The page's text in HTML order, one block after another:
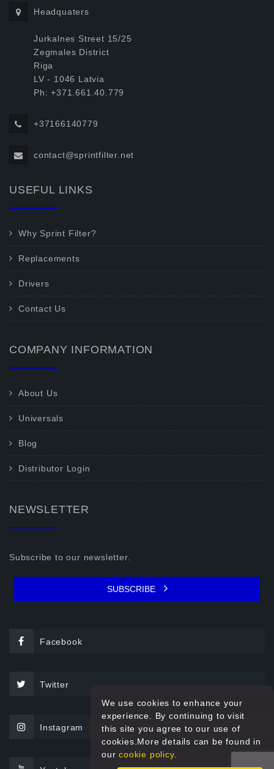
Headquaters
Jurkalnes Street 15/25
Zegmales District
Riga
LV - 1046 Latvia
Ph: +371.661.40.779
+37166140779
contact@sprintfilter.net
USEFUL LINKS
Why Sprint Filter?
Replacements
Drivers
Contact Us
COMPANY INFORMATION
About Us
Universals
Blog
Distributor Login
NEWSLETTER
Subscribe to our newsletter.
SUBSCRIBE
Facebook
Twitter
Instagram
We use cookies to enhance your
experience. By continuing to visit
this site you agree to our use of
cookies.More details can be found in
ourcookie policy.